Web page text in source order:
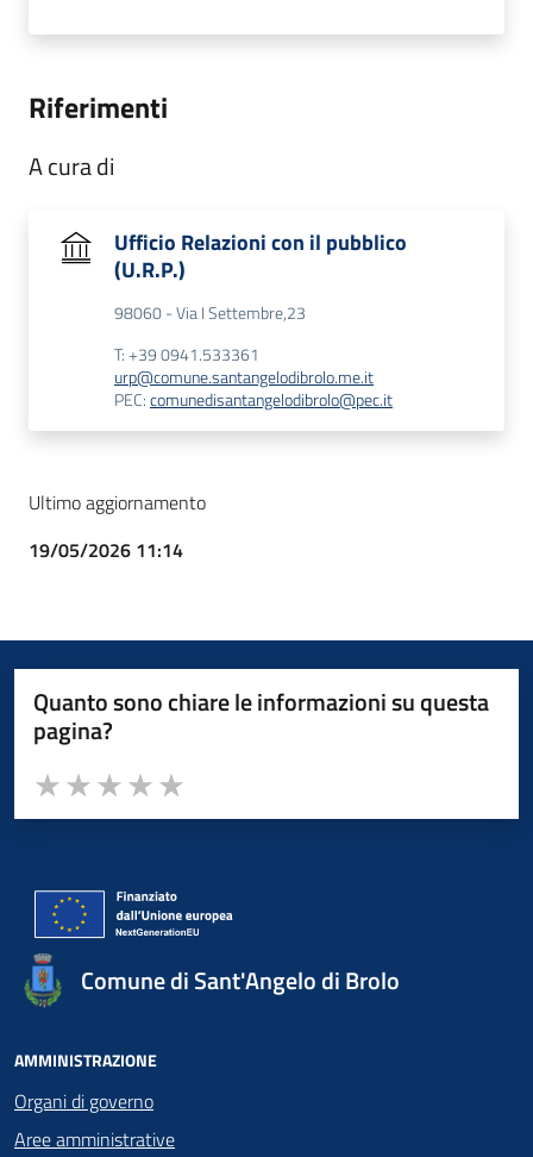
Riferimenti
A cura di
Ufficio Relazioni con il pubblico
(U.R.P.)
98060 - Via I Settembre,23
T: +39 0941.533361
urp@comune.santangelodibrolo.me.it
PEC:comunedisantangelodibrolo@pec.it
Ultimo aggiornamento
19/05/2026 11:14
Quanto sono chiare le informazioni su questa
pagina?
Valuta da 1 a 5 stelle la pagina
Valuta 5 stelle su 5
Valuta 4 stelle su 5
Valuta 3 stelle su 5
Valuta 2 stelle su 5
Valuta 1 stelle su 5
Comune di Sant'Angelo di Brolo
AMMINISTRAZIONE
Organi di governo
Aree amministrative